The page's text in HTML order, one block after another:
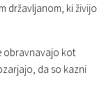
državljanom, ki živijo
obravnavajo kot
da so kazni